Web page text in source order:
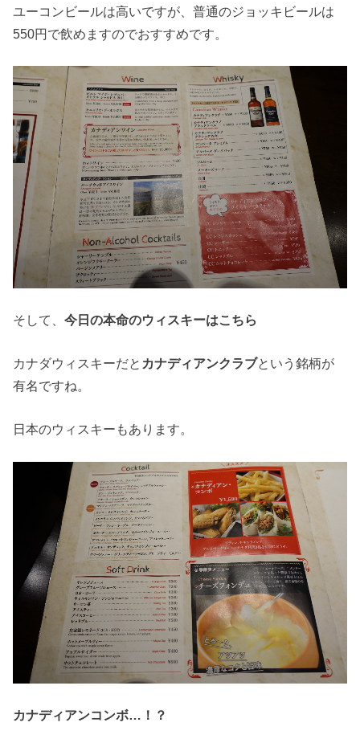
ユーコンビールは高いですが、普通のジョッキビールは
550円で飲めますのでおすすめです。
そして、今日の本命のウィスキーはこちら
カナダウィスキーだと カナディアンクラブという銘柄が
有名ですね。
日本のウィスキーもあります。
カナディアンコンボ…！？